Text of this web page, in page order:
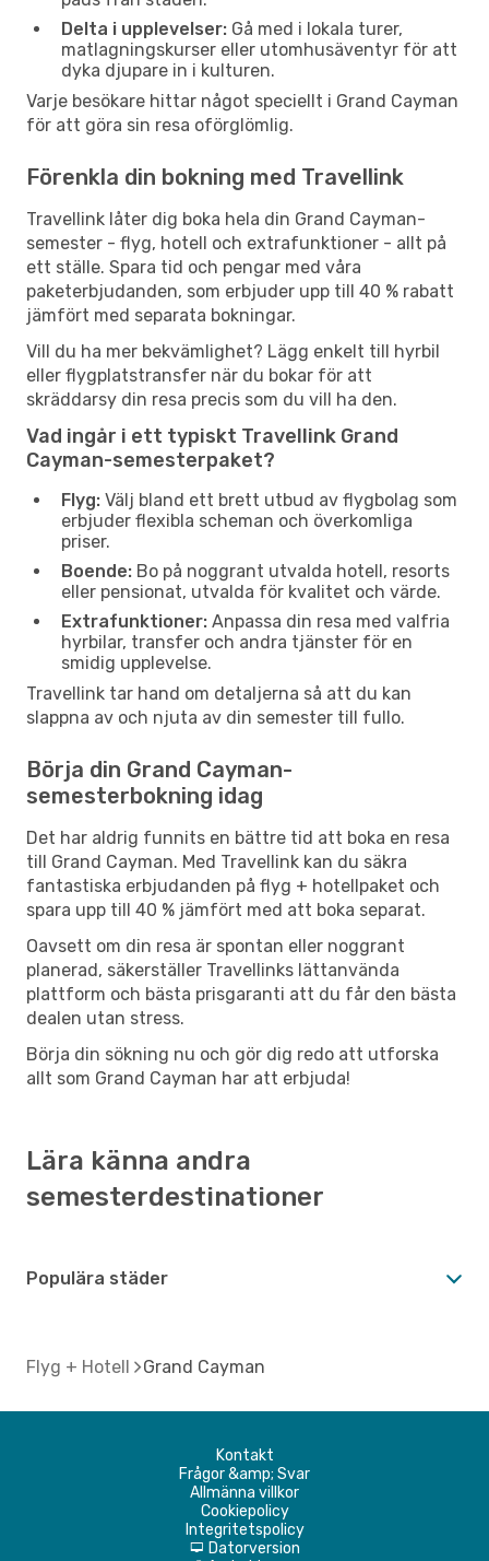
Delta i upplevelser: Gå med i lokala turer,
matlagningskurser eller utomhusäventyr för att
dyka djupare in i kulturen.
Varje besökare hittar något speciellt i Grand Cayman
för att göra sin resa oförglömlig.
Förenkla din bokning med Travellink
Travellink låter dig boka hela din Grand Cayman-
semester - flyg, hotell och extrafunktioner - allt på
ett ställe. Spara tid och pengar med våra
paketerbjudanden, som erbjuder upp till 40 % rabatt
jämfört med separata bokningar.
Vill du ha mer bekvämlighet? Lägg enkelt till hyrbil
eller flygplatstransfer när du bokar för att
skräddarsy din resa precis som du vill ha den.
Vad ingår i ett typiskt Travellink Grand
Cayman-semesterpaket?
Flyg: Välj bland ett brett utbud av flygbolag som
erbjuder flexibla scheman och överkomliga
priser.
Boende: Bo på noggrant utvalda hotell, resorts
eller pensionat, utvalda för kvalitet och värde.
Extrafunktioner: Anpassa din resa med valfria
hyrbilar, transfer och andra tjänster för en
smidig upplevelse.
Travellink tar hand om detaljerna så att du kan
slappna av och njuta av din semester till fullo.
Börja din Grand Cayman-
semesterbokning idag
Det har aldrig funnits en bättre tid att boka en resa
till Grand Cayman. Med Travellink kan du säkra
fantastiska erbjudanden på flyg + hotellpaket och
spara upp till 40 % jämfört med att boka separat.
Oavsett om din resa är spontan eller noggrant
planerad, säkerställer Travellinks lättanvända
plattform och bästa prisgaranti att du får den bästa
dealen utan stress.
Börja din sökning nu och gör dig redo att utforska
allt som Grand Cayman har att erbjuda!
Lära känna andra
semesterdestinationer
Populära städer
Flyg + Hotell Grand Cayman
Kontakt
Frågor &amp; Svar
Allmänna villkor
Cookiepolicy
Integritetspolicy
d Datorversion